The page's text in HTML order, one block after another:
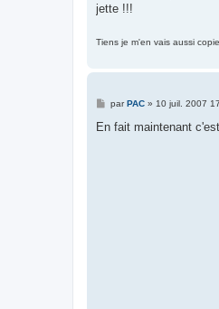
jette !!!
Tiens je m'en vais aussi
M
s
par PAC» 10 juil. 2007
En fait maintenant